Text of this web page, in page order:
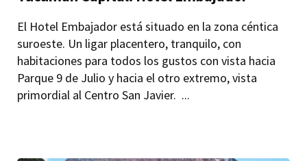
El Hotel Embajador está situado en la zona céntica
suroeste. Un ligar placentero, tranquilo, con
habitaciones para todos los gustos con vista hacia
Parque 9 de Julio y hacia el otro extremo, vista
primordial al Centro San Javier. ...